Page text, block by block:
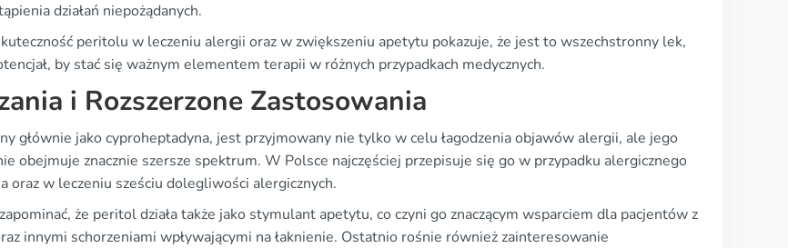
działań niepożądanych.
peritolu w leczeniu alergii oraz w zwiększeniu apetytu pokazuje, że jest to wszechstronny lek,
by stać się ważnym elementem terapii w różnych przypadkach medycznych.
i Rozszerzone Zastosowania
głównie jako cyproheptadyna, jest przyjmowany nie tylko w celu łagodzenia objawów alergii, ale jego
obejmuje znacznie szersze spektrum. W Polsce najczęściej przepisuje się go w przypadku alergicznego
oraz w leczeniu sześciu dolegliwości alergicznych.
że peritol działa także jako stymulant apetytu, co czyni go znaczącym wsparciem dla pacjentów z
innymi schorzeniami wpływającymi na łaknienie. Ostatnio rośnie również zainteresowanie